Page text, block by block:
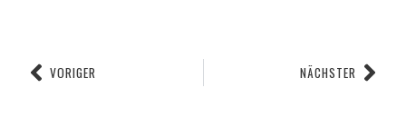
VORIGER NÄCHSTER